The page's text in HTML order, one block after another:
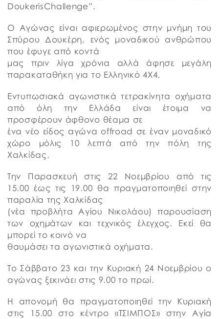
DoukerisChallenge”.
Ο Αγώνας είναι αφιερωμένος στην μνήμη του
Σπύρου Δουκέρη, ενός μοναδικού ανθρώπου
που έφυγε από κοντά
μας πριν λίγα χρόνια αλλά άφησε μεγάλη
παρακαταθήκη για το Ελληνικό 4Χ4.
Εντυπωσιακά αγωνιστικά τετρακίνητα οχήματα
από όλη την Ελλάδα είναι έτοιμα να
προσφέρουν άφθονο θέαμα σε
ένα νέο είδος αγώνα offroad σε έναν μοναδικό
χώρο μόλις 10 λεπτά από την πόλη της
Χαλκίδας.
Την Παρασκευή στις 22 Νοεμβρίου από τις
15.00 έως τις 19.00 θα πραγματοποιηθεί στην
παραλία της Χαλκίδας
(νέα προβλήτα Αγίου Νικολάου) παρουσίαση
των οχημάτων και τεχνικός έλεγχος. Εκεί θα
μπορεί το κοινό να
θαυμάσει τα αγωνιστικά οχήματα.
Το Σάββατο 23 και την Κυριακή 24 Νοεμβρίου ο
αγώνας ξεκινάει στις 9.00 το πρωί.
Η απονομή θα πραγματοποιηθεί την Κυριακή
στις 15.00 στο κέντρο «ΤΣΙΜΠΟΣ» στην Αγία